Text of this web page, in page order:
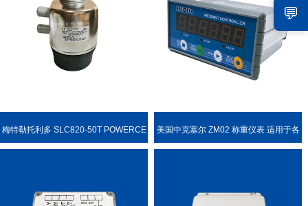
梅特勒托利多 SLC820-50T POWERCE 美国中克塞尔 ZM02 称重仪表 适用于各
💬